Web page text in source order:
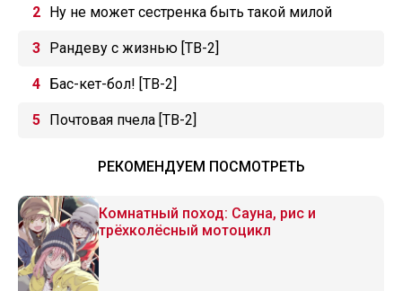
Ну не может сестренка быть такой милой
Рандеву с жизнью [ТВ-2]
Бас-кет-бол! [ТВ-2]
Почтовая пчела [ТВ-2]
РЕКОМЕНДУЕМ ПОСМОТРЕТЬ
Комнатный поход: Сауна, рис и
трёхколёсный мотоцикл